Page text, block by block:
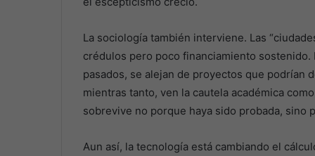
La sociología también interviene. Las
crédulos pero poco financiamiento
pasados, se alejan de proyectos que podrían
mientras tanto, ven la cautela académica
sobrevive no porque haya sido probada, sino
Aun así, la tecnología está cambiando el